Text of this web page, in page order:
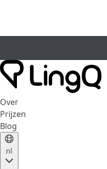
Over
Prijzen
Blog
nl